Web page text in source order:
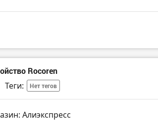
Rocoren
Теги: Нет тегов
Алиэкспресс